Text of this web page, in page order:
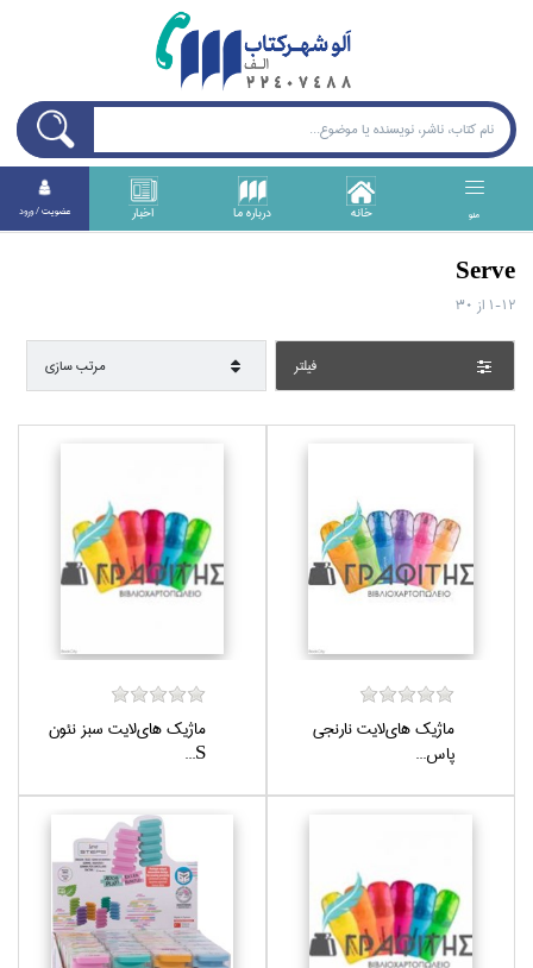
منو خانه درباره ما اخبار عضويت / ورود
Serve
1-12 از 30
فيلتر مرتب سازي
ماژيك هاي‌لايت نارنجي
پاس...
ماژيك هاي‌لايت سبز نئون
S...